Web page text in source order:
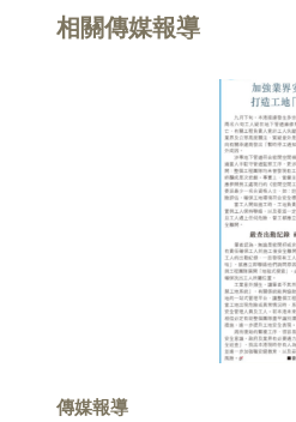
相關傳媒報導
傳媒報導